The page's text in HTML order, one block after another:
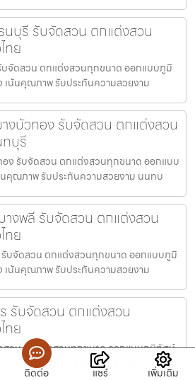
บุรี รับจัดสวน ตกแต่งสวน
ทย
จัดสวน ตกแต่งสวนทุกขนาด ออกแบบภูมิ
เน้นคุณภาพ รับประกันความสวยงาม
งบัวทอง รับจัดสวน ตกแต่งสวน
บุรี
ง รับจัดสวน ตกแต่งสวนทุกขนาด ออกแบบ
คุณภาพ รับประกันความสวยงาม นนทบ
งพลี รับจัดสวน ตกแต่งสวน
ทย
บจัดสวน ตกแต่งสวนทุกขนาด ออกแบบภูมิ
เน้นคุณภาพ รับประกันความสวยงาม
รับจัดสวน ตกแต่งสวน
ทย
สวน ตกแต่งสวนทุกขนาด ออกแบบภูมิทัศน์
คุณภาพ รับประกันความสวยงาม จัดสว
ติดต่อ แชร์ เพิ่มเติม